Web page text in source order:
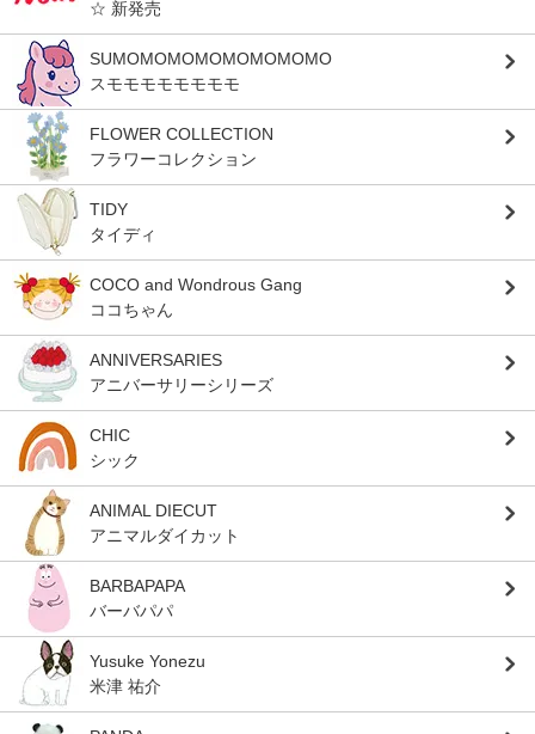
☆ 新発売
SUMOMOMOMOMOMOMOMO
スモモモモモモモモ
FLOWER COLLECTION
フラワーコレクション
TIDY
タイディ
COCO and Wondrous Gang
ココちゃん
ANNIVERSARIES
アニバーサリーシリーズ
CHIC
シック
ANIMAL DIECUT
アニマルダイカット
BARBAPAPA
バーバパパ
Yusuke Yonezu
米津 祐介